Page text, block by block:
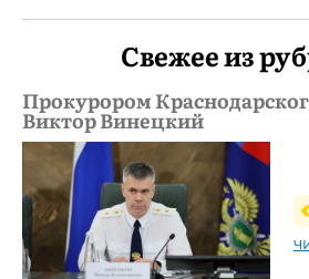
Свежее из
Прокурором
Виктор Винецкий